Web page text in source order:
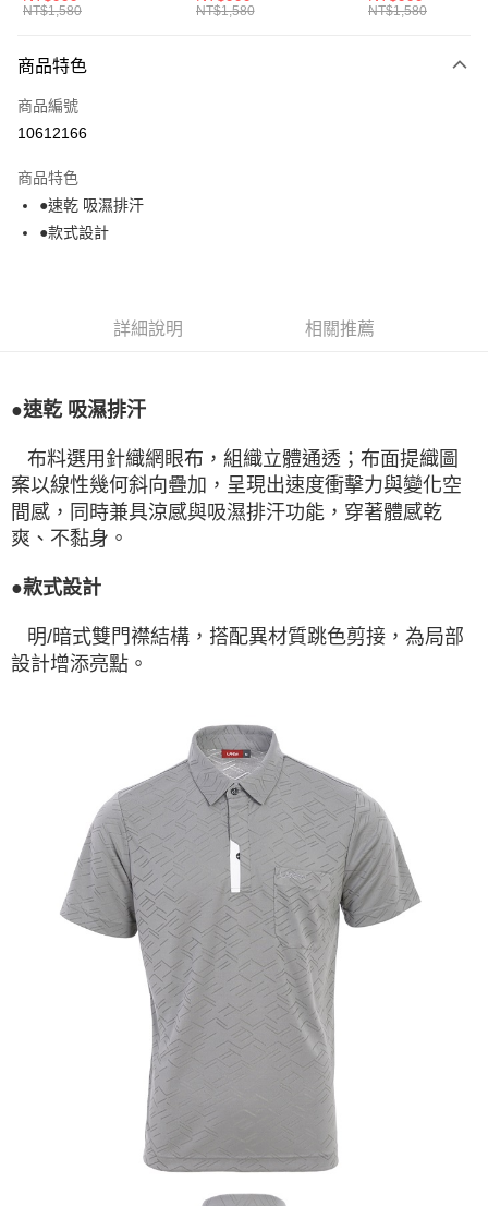
宅配
每筆NT$80，滿NT$990(含以上)免運費
付款後門市自取
每筆NT$80，滿NT$699(含以上)免運費
231624551)
NT$1,580
231624541)
NT$1,580
(女231624441)
NT$1,580
商品特色
商品編號
10612166
商品特色
●速乾 吸濕排汗
●款式設計
詳細說明 相關推薦
●速乾 吸濕排汗
布料選用針織網眼布，組織立體通透；布面提織圖
案以線性幾何斜向疊加，呈現出速度衝擊力與變化空
間感，同時兼具涼感與吸濕排汗功能，穿著體感乾
爽、不黏身。
●款式設計
明/暗式雙門襟結構，搭配異材質跳色剪接，為局部
設計增添亮點。